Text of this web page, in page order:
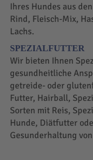
Ihres Hundes aus
Rind, Fleisch-Mix,
Lachs.
SPEZIALFUTTER
Wir bieten Ihnen
gesundheitliche
getreide- oder
Futter, Hairball,
Sorten mit Reis,
Hunde, Diätfutter
Gesunderhaltung